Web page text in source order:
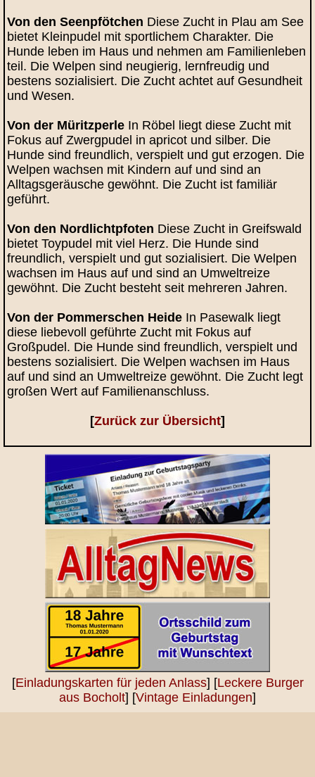
Von den Seenpfötchen Diese Zucht in Plau am See
bietet Kleinpudel mit sportlichem Charakter. Die
Hunde leben im Haus und nehmen am Familienleben
teil. Die Welpen sind neugierig, lernfreudig und
bestens sozialisiert. Die Zucht achtet auf Gesundheit
und Wesen.
Von der Müritzperle In Röbel liegt diese Zucht mit
Fokus auf Zwergpudel in apricot und silber. Die
Hunde sind freundlich, verspielt und gut erzogen. Die
Welpen wachsen mit Kindern auf und sind an
Alltagsgeräusche gewöhnt. Die Zucht ist familiär
geführt.
Von den Nordlichtpfoten Diese Zucht in Greifswald
bietet Toypudel mit viel Herz. Die Hunde sind
freundlich, verspielt und gut sozialisiert. Die Welpen
wachsen im Haus auf und sind an Umweltreize
gewöhnt. Die Zucht besteht seit mehreren Jahren.
Von der Pommerschen Heide In Pasewalk liegt
diese liebevoll geführte Zucht mit Fokus auf
Großpudel. Die Hunde sind freundlich, verspielt und
bestens sozialisiert. Die Welpen wachsen im Haus
auf und sind an Umweltreize gewöhnt. Die Zucht legt
großen Wert auf Familienanschluss.
[Zurück zur Übersicht]
[Einladungskarten für jeden Anlass] [Leckere Burger
aus Bocholt] [Vintage Einladungen]